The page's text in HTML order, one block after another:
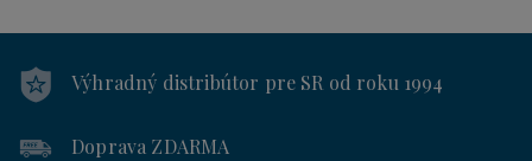
Výhradný distribútor pre SR od roku 1994
Doprava ZDARMA